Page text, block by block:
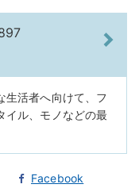
生活者へ向けて、フ
イル、モノなどの最
Facebook